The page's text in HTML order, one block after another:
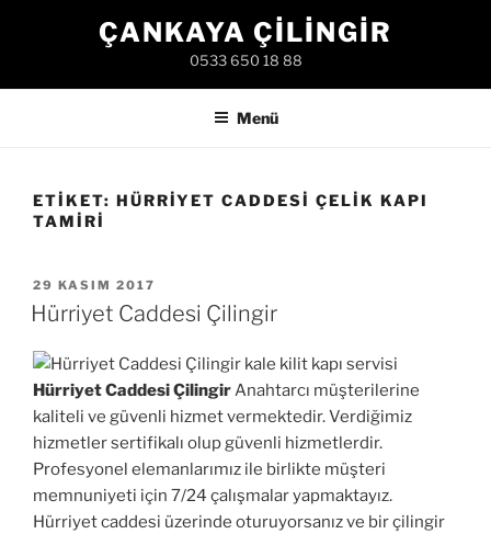
ÇANKAYA ÇILINGIR
0533 650 18 88
Menü
ETIKET: HÜRRIYET CADDESI ÇELIK KAPI
TAMIRI
YAYIM
TARIHI
29 KASIM 2017
Hürriyet Caddesi Çilingir
Hürriyet Caddesi ÇilingirAnahtarcı müşterilerine
kaliteli ve güvenli hizmet vermektedir. Verdiğimiz
hizmetler sertifikalı olup güvenli hizmetlerdir.
Profesyonel elemanlarımız ile birlikte müşteri
memnuniyeti için 7/24 çalışmalar yapmaktayız.
Hürriyet caddesi üzerinde oturuyorsanız ve bir çilingir